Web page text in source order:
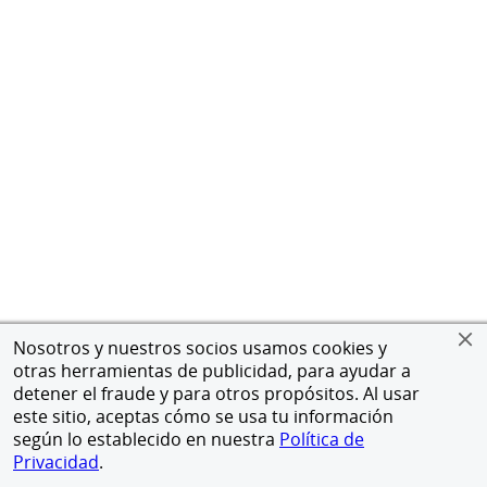
Nosotros y nuestros socios usamos cookies y
otras herramientas de publicidad, para ayudar a
detener el fraude y para otros propósitos. Al usar
este sitio, aceptas cómo se usa tu información
según lo establecido en nuestra Política de
Privacidad.